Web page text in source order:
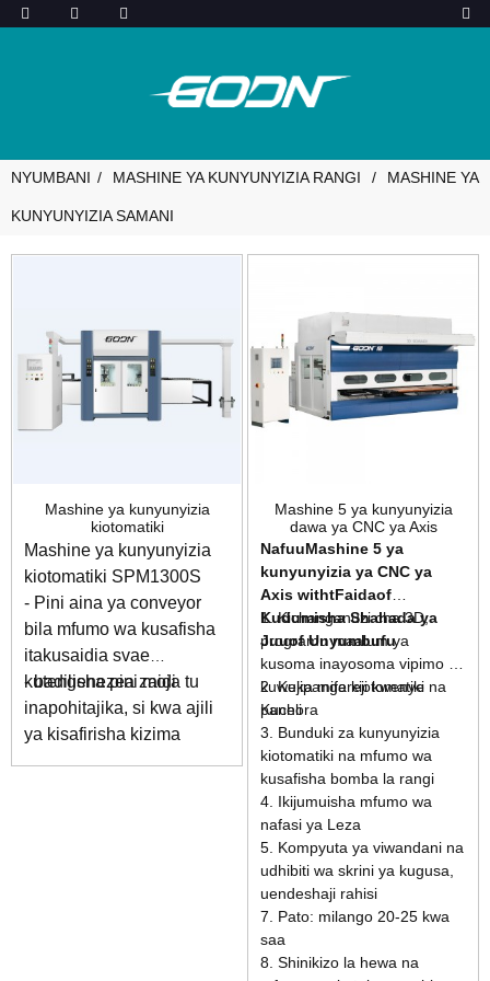
NYUMBANI MASHINE YA KUNYUNYIZIA RANGI MASHINE YA
KUNYUNYIZIA SAMANI
Mashine ya kunyunyizia
kiotomatiki
Mashine ya kunyunyizia
kiotomatiki SPM1300S
- Pini aina ya conveyor
bila mfumo wa kusafisha
itakusaidia svae
kutengenezea zaidi
- badilisha pini moja tu
inapohitajika, si kwa ajili
ya kisafirisha kizima
Mashine 5 ya kunyunyizia
dawa ya CNC ya Axis
SPD2500D-3D
NafuuMashine 5 ya
kunyunyizia ya CNC ya
Axis withtFaidaof
Kudumisha Shahada ya
Juuof Unyumbufu
1. Kichanganuzi cha 3D,
programu maalum ya
kusoma inayosoma vipimo na
kuweka mifereji kwenye
paneli
2. Kujipanga kiotomatiki na
Kuchora
3. Bunduki za kunyunyizia
kiotomatiki na mfumo wa
kusafisha bomba la rangi
4. Ikijumuisha mfumo wa
nafasi ya Leza
5. Kompyuta ya viwandani na
udhibiti wa skrini ya kugusa,
uendeshaji rahisi
7. Pato: milango 20-25 kwa
saa
8. Shinikizo la hewa na